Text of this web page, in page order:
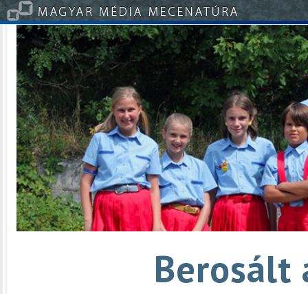
Berosált